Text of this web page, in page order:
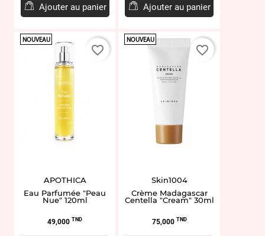
base
Ajouter au panier
base
Ajouter au panier
NOUVEAU
APOTHICA
Eau Parfumée "Peau
Nue" 120ml
Prix
49,000 TND
favorite_border
NOUVEAU
Skin1004
Crème Madagascar
Centella "Cream" 30ml
Prix
75,000 TND
favorite_border